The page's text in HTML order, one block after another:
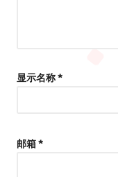
显示名称*
邮箱*